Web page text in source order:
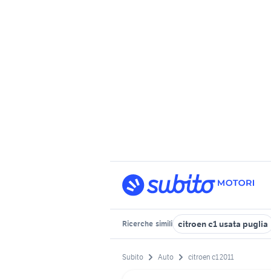
Ricerche simili citroen c1 usata puglia
Subito Auto citroen c1 2011